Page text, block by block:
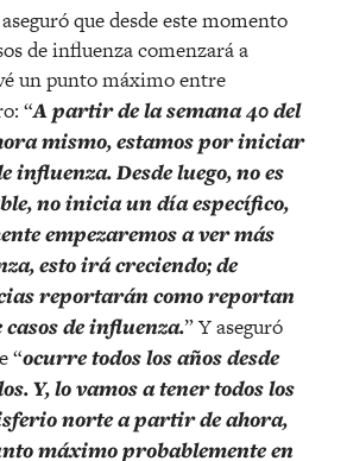
que desde este momento
de influenza comenzará a
un punto máximo entre
“A partir de la semana 40 del
mismo, estamos por iniciar
influenza. Desde luego, no es
no inicia un día específico,
empezaremos a ver más
esto irá creciendo; de
reportarán como reportan
casos de influenza.” Y aseguró
“ocurre todos los años desde
Y, lo vamos a tener todos los
norte a partir de ahora,
máximo probablemente en